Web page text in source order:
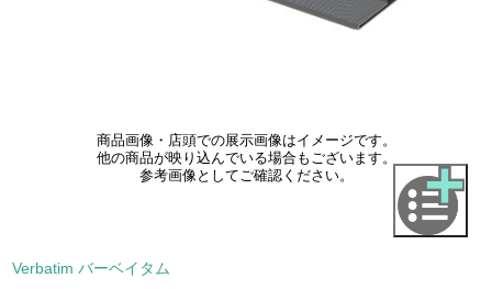
商品画像・店頭での展示画像はイメージです。
他の商品が映り込んでいる場合もございます。
参考画像としてご確認ください。
Verbatim バーベイタム